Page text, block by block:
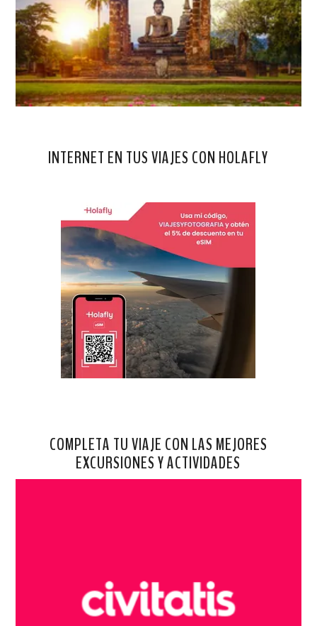
INTERNET EN TUS VIAJES CON HOLAFLY
COMPLETA TU VIAJE CON LAS MEJORES
EXCURSIONES Y ACTIVIDADES